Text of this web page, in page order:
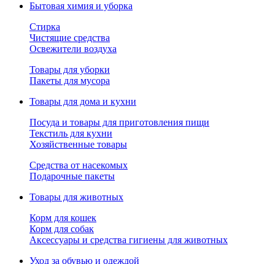
Бытовая химия и уборка
Стирка
Чистящие средства
Освежители воздуха
Товары для уборки
Пакеты для мусора
Товары для дома и кухни
Посуда и товары для приготовления пищи
Текстиль для кухни
Хозяйственные товары
Средства от насекомых
Подарочные пакеты
Товары для животных
Корм для кошек
Корм для собак
Аксессуары и средства гигиены для животных
Уход за обувью и одеждой